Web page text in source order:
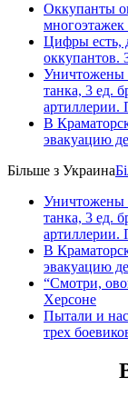
Оккупанты
многоэтажек
Цифры есть,
оккупантов.
Уничтожены
танка, 3 ед.
артиллерии.
В
эвакуацию
Більше з Украина
Уничтожены
танка, 3 ед.
артиллерии.
В
эвакуацию
“Смотри,
Херсоне
Пытали и
трех